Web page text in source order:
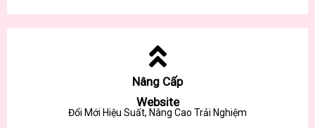
Nâng Cấp
Website
Đổi Mới Hiệu Suất, Nâng Cao Trải Nghiệm